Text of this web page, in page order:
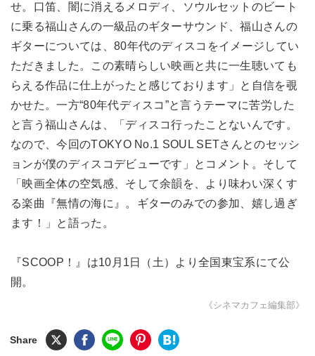
せ。口笛、闇に消えるメロディ、ソウルセットのビート
に乗る福山さんの一級品のギターサウンド、福山さんの
ギターについては、80年代のディスコをイメージしてい
ただきました。この素晴らしい映画と共に一生聴いても
らえる作品に仕上がったと感じております」と自信を覗
かせた。一方“80年代ディスコ”と言うテーマに苦労した
と言う福山さんは、「ディスコ行ったことないんです。
なので、今回のTOKYO No.1 SOUL SETさんとのセッシ
ョンが僕のディスコデビューです」とコメント。そして
「映画全体の空気感、そして余韻を、より味わい深くす
る楽曲『無情の海に』。ギターのみでの参加、嬉し過ぎ
ます！」と語った。
『SCOOP！』は10月1日（土）より全国東宝系にて公
開。
《シネマカフェ編集部》